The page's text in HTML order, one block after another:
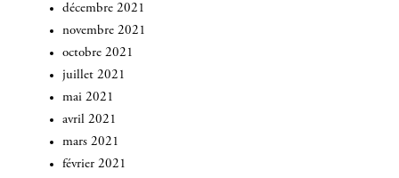
décembre 2021
novembre 2021
octobre 2021
juillet 2021
mai 2021
avril 2021
mars 2021
février 2021